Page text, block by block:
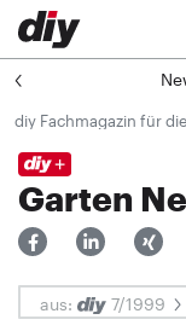
diy Fachmagazin für
Garten
aus: 7/1999